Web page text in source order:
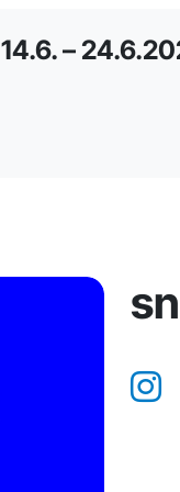
14.6. –